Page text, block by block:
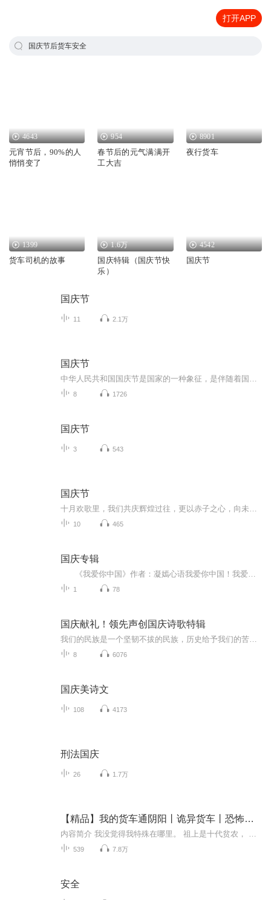
打开APP
国庆节后货车安全
4643
元宵节后，90%的人
悄悄变了
954
春节后的元气满满开
工大吉
8901
夜行货车
1399
货车司机的故事
1.6万
国庆特辑（国庆节快
乐）
4542
国庆节
国庆节
11 2.1万
国庆节
8 1726
国庆节
3 543
国庆节
10 465
国庆专辑
1 78
国庆献礼！领先声创国庆诗歌特辑
8 6076
国庆美诗文
108 4173
刑法国庆
26 1.7万
【精品】我的货车通阴阳丨诡异货车丨恐怖丨惊悚丨灵异丨悬疑丨搞笑
539 7.8万
安全